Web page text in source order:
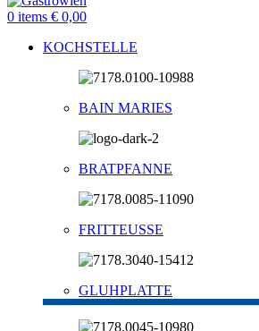
0 items € 0,00
KOCHSTELLE
BAIN MARIES
BRATPFANNE
FRITTEUSSE
GLUHPLATTE